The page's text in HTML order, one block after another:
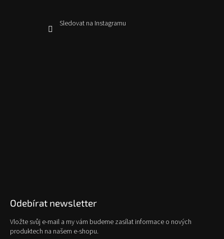
Sledovat na Instagramu
Odebírat newsletter
Vložte svůj e-mail a my vám budeme zasílat informace o nových
produktech na našem e-shopu.